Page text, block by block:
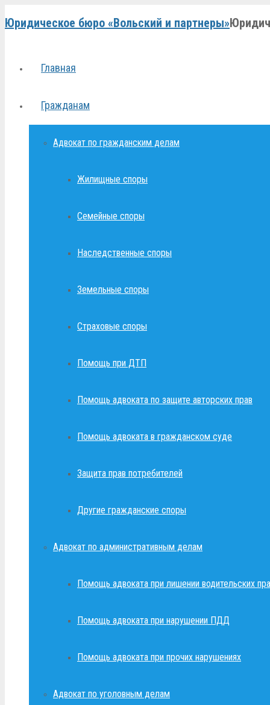
Юридическое бюро «Вольский и партнеры»
Главная
Гражданам
Адвокат по гражданским делам
Жилищные споры
Семейные споры
Наследственные споры
Земельные споры
Страховые споры
Помощь при ДТП
Помощь адвоката по защите авторских прав
Помощь адвоката в гражданском суде
Защита прав потребителей
Другие гражданские споры
Адвокат по административным делам
Помощь адвоката при лишении водительских
Помощь адвоката при нарушении ПДД
Помощь адвоката при прочих нарушениях
Адвокат по уголовным делам